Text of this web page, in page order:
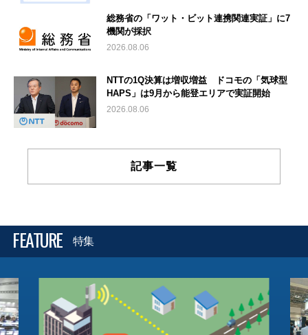
総務省の「ワット・ビット連携関連実証」に7
機関が採択
2026.08.06
NTTの1Q決算は増収増益 ドコモの「気球型
HAPS」は9月から能登エリアで実証開始
2026.08.06
記事一覧
FEATURE 特集